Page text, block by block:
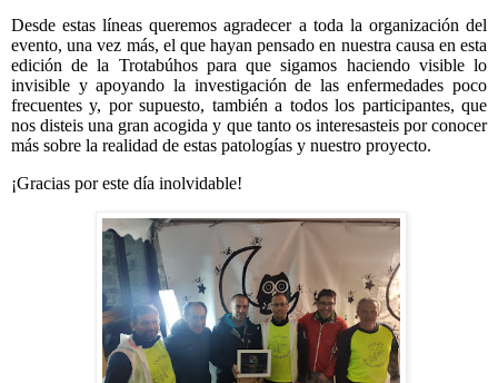
Desde estas líneas queremos agradecer a toda la organización del
evento, una vez más, el que hayan pensado en nuestra causa en esta
edición de la Trotabúhos para que sigamos haciendo visible lo
invisible y apoyando la investigación de las enfermedades poco
frecuentes y, por supuesto, también a todos los participantes, que
nos disteis una gran acogida y que tanto os interesasteis por conocer
más sobre la realidad de estas patologías y nuestro proyecto.
¡Gracias por este día inolvidable!